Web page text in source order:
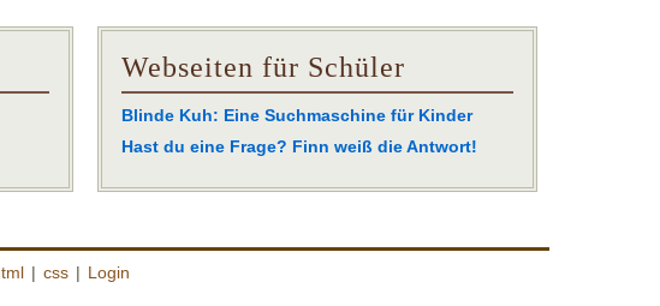
Webseiten für Schüler
Blinde Kuh: Eine Suchmaschine für Kinder
Hast du eine Frage? Finn weiß die Antwort!
| css | Login